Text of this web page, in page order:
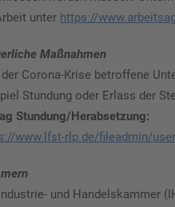
unter https://
Maßnahmen
Corona-Krise betroffene
Stundung oder Erlass der
Stundung/Herabsetzung:
www.lfst-rlp.de/fileadmin/
und Handelskammer